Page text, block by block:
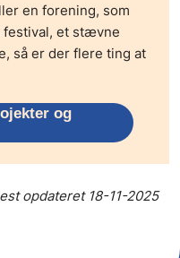
en forening, som
festival, et stævne
så er der flere ting at
og
opdateret 18-11-2025